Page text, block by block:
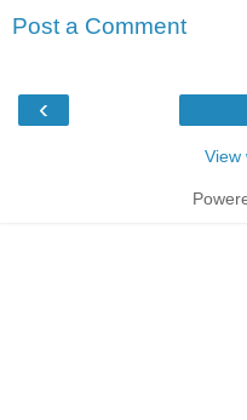
Post a Comment
‹
View